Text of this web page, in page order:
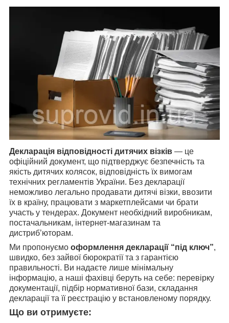
Декларація відповідності дитячих візків — це
офіційний документ, що підтверджує безпечність та
якість дитячих колясок, відповідність їх вимогам
технічних регламентів України. Без декларації
неможливо легально продавати дитячі візки, ввозити
їх в країну, працювати з маркетплейсами чи брати
участь у тендерах. Документ необхідний виробникам,
постачальникам, інтернет-магазинам та
дистриб’юторам.
Ми пропонуємо оформлення декларації “під ключ”,
швидко, без зайвої бюрократії та з гарантією
правильності. Ви надаєте лише мінімальну
інформацію, а наші фахівці беруть на себе: перевірку
документації, підбір нормативної бази, складання
декларації та її реєстрацію у встановленому порядку.
Що ви отримуєте: